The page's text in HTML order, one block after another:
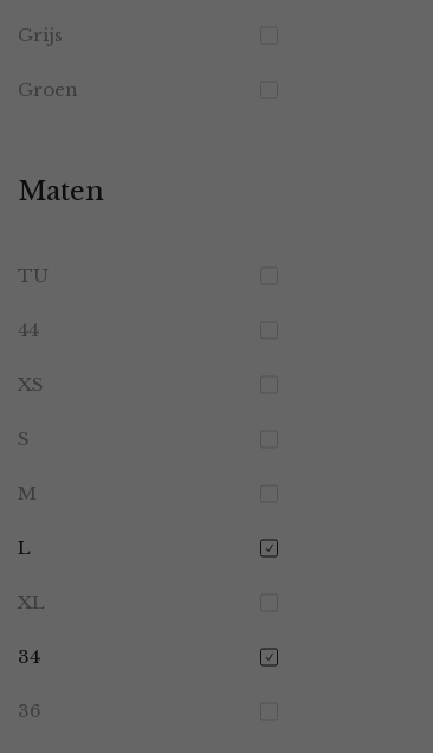
Grijs
Groen
Maten
TU
44
XS
S
M
L
XL
34
36